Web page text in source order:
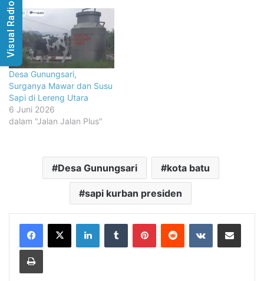
Desa Gunungsari,
Surganya Mawar dan Susu
Sapi di Lereng Utara
6 Juni 2026
dalam "Jalan Jalan Plus"
Desa Gunungsari kota batu
sapi kurban presiden
LinkedInTumblr PinterestReddit VKontakteShare via Email
Print
Visual Radio